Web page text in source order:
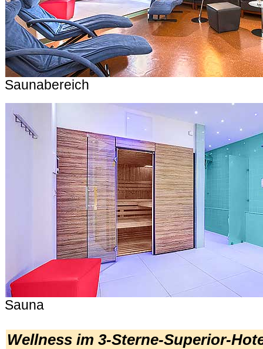
Saunabereich
Sauna
Wellness im 3-Sterne-Superior-